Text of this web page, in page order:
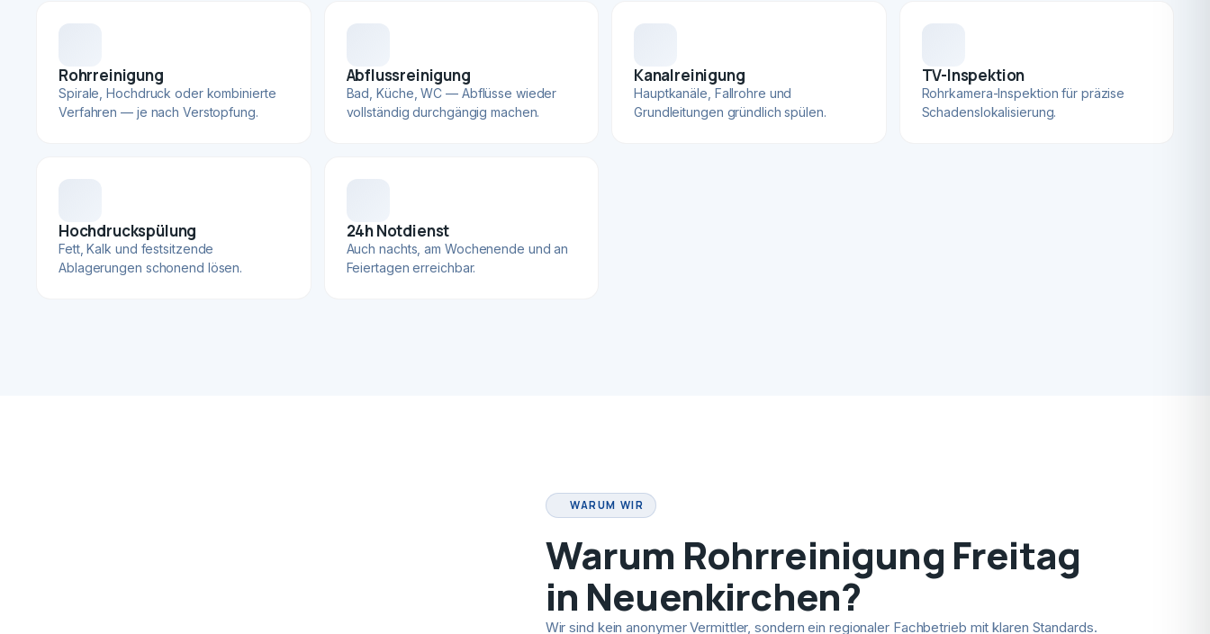
Rohrreinigung
Spirale, Hochdruck oder kombinierte
Verfahren — je nach Verstopfung.
Abflussreinigung
Bad, Küche, WC — Abflüsse wieder
vollständig durchgängig machen.
Kanalreinigung
Hauptkanäle, Fallrohre und
Grundleitungen gründlich spülen.
TV-Inspektion
Rohrkamera-Inspektion für präzise
Schadenslokalisierung.
Hochdruckspülung
Fett, Kalk und festsitzende
Ablagerungen schonend lösen.
24h Notdienst
Auch nachts, am Wochenende und an
Feiertagen erreichbar.
WARUM WIR
Warum Rohrreinigung Freitag
in Neuenkirchen?
Wir sind kein anonymer Vermittler, sondern ein regionaler Fachbetrieb mit klaren Standards.